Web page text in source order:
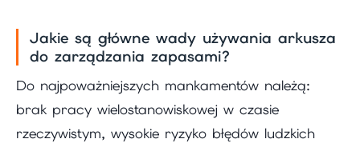
Jakie są główne wady używania arkusza
do zarządzania zapasami?
Do najpoważniejszych mankamentów należą:
brak pracy wielostanowiskowej w czasie
rzeczywistym, wysokie ryzyko błędów ludzkich